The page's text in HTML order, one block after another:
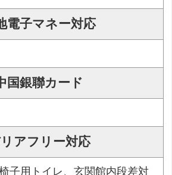
電子マネー対応
国銀聯カード
アフリー対応
子用トイレ、玄関館内段差対